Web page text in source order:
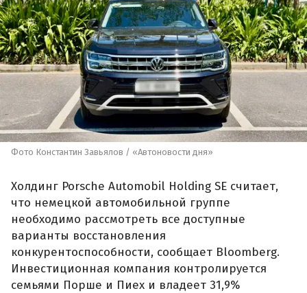
Фото Константин Завьялов / «Автоновости дня»
Холдинг Porsche Automobil Holding SE считает,
что немецкой автомобильной группе
необходимо рассмотреть все доступные
варианты восстановления
конкурентоспособности, сообщает Bloomberg.
Инвестиционная компания контролируется
семьями Порше и Пиех и владеет 31,9%